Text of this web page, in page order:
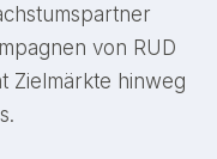
von RUD
Zielmärkte hinweg